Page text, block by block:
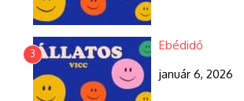
3
Ebédidő
január 6, 2026